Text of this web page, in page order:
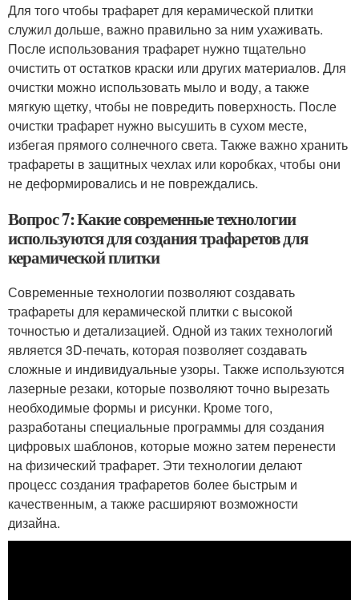
Для того чтобы трафарет для керамической плитки
служил дольше, важно правильно за ним ухаживать.
После использования трафарет нужно тщательно
очистить от остатков краски или других материалов. Для
очистки можно использовать мыло и воду, а также
мягкую щетку, чтобы не повредить поверхность. После
очистки трафарет нужно высушить в сухом месте,
избегая прямого солнечного света. Также важно хранить
трафареты в защитных чехлах или коробках, чтобы они
не деформировались и не повреждались.
Вопрос 7: Какие современные технологии
используются для создания трафаретов для
керамической плитки
Современные технологии позволяют создавать
трафареты для керамической плитки с высокой
точностью и детализацией. Одной из таких технологий
является 3D-печать, которая позволяет создавать
сложные и индивидуальные узоры. Также используются
лазерные резаки, которые позволяют точно вырезать
необходимые формы и рисунки. Кроме того,
разработаны специальные программы для создания
цифровых шаблонов, которые можно затем перенести
на физический трафарет. Эти технологии делают
процесс создания трафаретов более быстрым и
качественным, а также расширяют возможности
дизайна.